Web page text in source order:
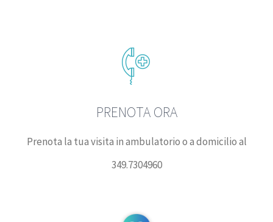
PRENOTA ORA
Prenota la tua visita in ambulatorio o a domicilio al
349.7304960